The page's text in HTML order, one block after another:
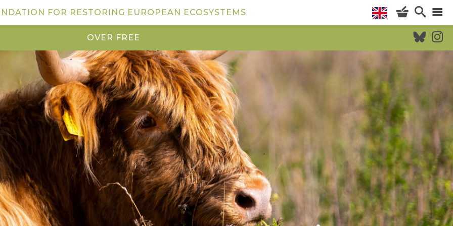
KOM KIJKEN WILDERNISVLEES
FOR RESTORING EUROPEAN ECOSYSTEMS
OVER FREE